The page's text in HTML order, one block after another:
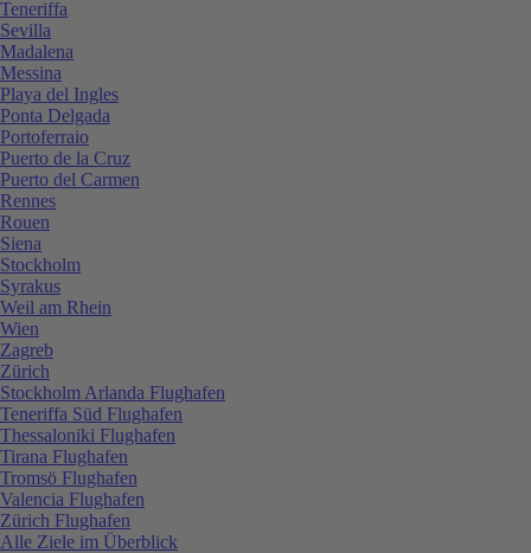
Teneriffa
Sevilla
Madalena
Messina
Playa del Ingles
Ponta Delgada
Portoferraio
Puerto de la Cruz
Puerto del Carmen
Rennes
Rouen
Siena
Stockholm
Syrakus
Weil am Rhein
Wien
Zagreb
Zürich
Stockholm Arlanda Flughafen
Teneriffa Süd Flughafen
Thessaloniki Flughafen
Tirana Flughafen
Tromsö Flughafen
Valencia Flughafen
Zürich Flughafen
Alle Ziele im Überblick